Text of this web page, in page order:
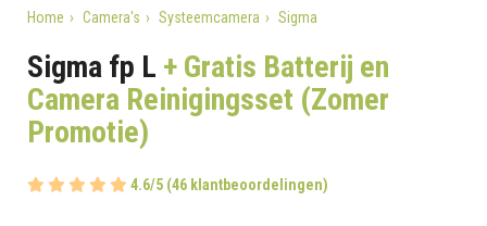
Home Camera's Systeemcamera Sigma
Sigma fp L + Gratis Batterij en
Camera Reinigingsset (Zomer
Promotie)
4.6/5 (46 klantbeoordelingen)